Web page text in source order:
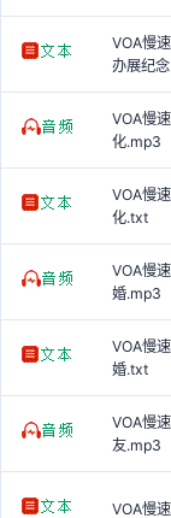
VOA慢
办展纪
VOA慢
化.mp3
VOA慢
化.txt
VOA慢
婚.mp3
VOA慢
婚.txt
VOA慢
友.mp3
VOA慢